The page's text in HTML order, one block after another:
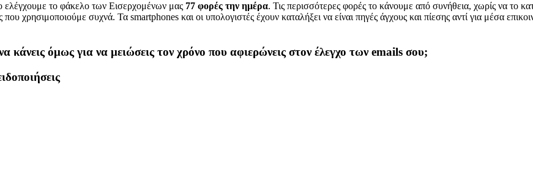
το φάκελο των Εισερχομένων μας 77 φορές την ημέρα. Τις περισσότερες φορές το κάνουμε από συνήθεια, χωρίς να το
που χρησιμοποιούμε συχνά. Τα smartphones και οι υπολογιστές έχουν καταλήξει να είναι πηγές άγχους και πίεσης αντί για μέσα
κάνεις όμως για να μειώσεις τον χρόνο που αφιερώνεις στον έλεγχο των emails σου;